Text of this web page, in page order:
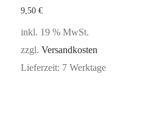
9,50 €
inkl. 19 % MwSt.
zzgl. Versandkosten
Lieferzeit: 7 Werktage